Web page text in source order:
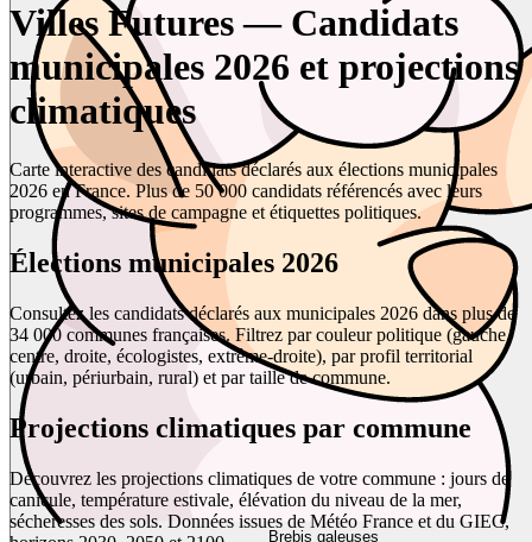
Brebis galeuses
Villes Futures — Candidats
municipales 2026 et projections
climatiques
Carte interactive des candidats déclarés aux élections municipales
2026 en France. Plus de 50 000 candidats référencés avec leurs
programmes, sites de campagne et étiquettes politiques.
Élections municipales 2026
Consultez les candidats déclarés aux municipales 2026 dans plus de
34 000 communes françaises. Filtrez par couleur politique (gauche,
centre, droite, écologistes, extrême-droite), par profil territorial
(urbain, périurbain, rural) et par taille de commune.
Projections climatiques par commune
Découvrez les projections climatiques de votre commune : jours de
canicule, température estivale, élévation du niveau de la mer,
sécheresses des sols. Données issues de Météo France et du GIEC,